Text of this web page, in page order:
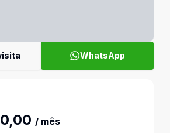
WhatsApp
/ mês